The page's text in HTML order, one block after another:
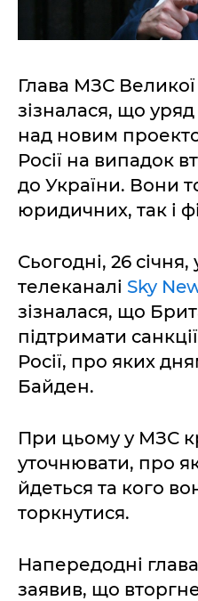
Глава МЗС Великої
зізналася, що
над новим
Росії на випадок
до України. Вони
юридичних, так і
Сьогодні, 26
телеканалі Sky
зізналася, що
підтримати
Росії, про яких
Байден.
При цьому у МЗС
уточнювати, про
йдеться та кого
торкнутися.
Напередодні
заявив, що